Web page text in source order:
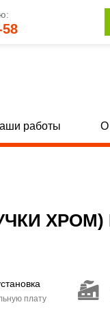
Двупольные
Двери с
работы О
ХРОМ)
плату